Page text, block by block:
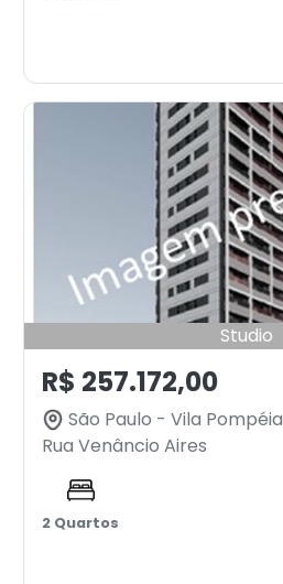
Studio
R$ 257.172,00
São Paulo - Vila Pompéia
Rua Venâncio Aires
2 Quartos